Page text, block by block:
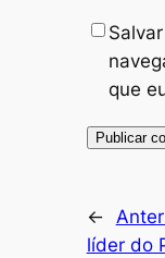
que
←
líder do